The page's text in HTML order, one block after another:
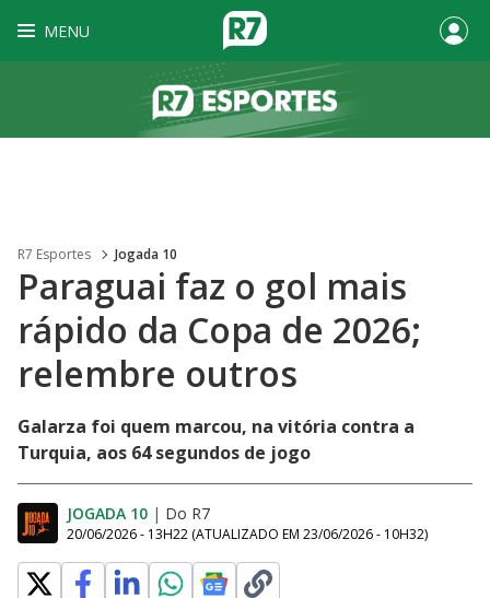
MENU
R7 Esportes Jogada 10
Paraguai faz o gol mais
rápido da Copa de 2026;
relembre outros
Galarza foi quem marcou, na vitória contra a
Turquia, aos 64 segundos de jogo
JOGADA 10 | Do R7
20/06/2026 - 13H22 (ATUALIZADO EM 23/06/2026 - 10H32)